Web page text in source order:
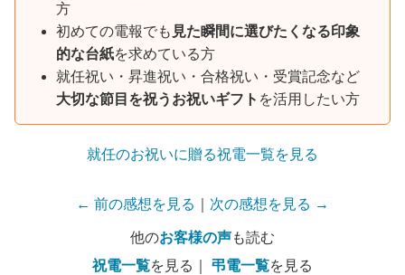
方
初めての電報でも 見た瞬間に選びたくなる印象
的な台紙を求めている方
就任祝い・昇進祝い・合格祝い・受賞記念など
大切な節目を祝うお祝いギフト を活用したい方
就任のお祝いに贈る祝電一覧を見る
← 前の感想を見る 次の感想を見る →
他のお客様の声も読む
祝電一覧を見る｜ 弔電一覧を見る